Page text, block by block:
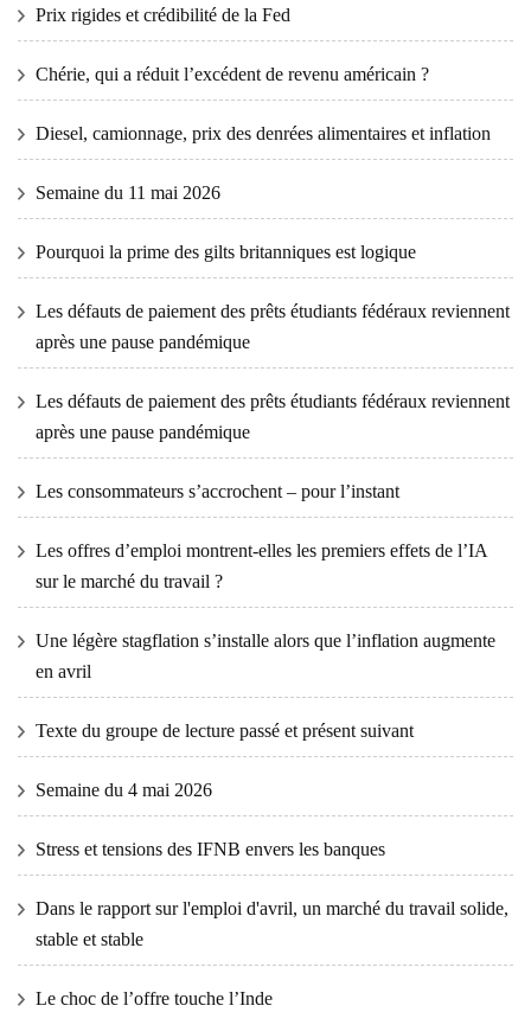
Prix ​​​​rigides et crédibilité de la Fed
Chérie, qui a réduit l’excédent de revenu américain ?
Diesel, camionnage, prix des denrées alimentaires et inflation
Semaine du 11 mai 2026
Pourquoi la prime des gilts britanniques est logique
Les défauts de paiement des prêts étudiants fédéraux reviennent
après une pause pandémique
Les défauts de paiement des prêts étudiants fédéraux reviennent
après une pause pandémique
Les consommateurs s’accrochent – ​​pour l’instant
Les offres d’emploi montrent-elles les premiers effets de l’IA
sur le marché du travail ?
Une légère stagflation s’installe alors que l’inflation augmente
en avril
Texte du groupe de lecture passé et présent suivant
Semaine du 4 mai 2026
Stress et tensions des IFNB envers les banques
Dans le rapport sur l'emploi d'avril, un marché du travail solide,
stable et stable
Le choc de l’offre touche l’Inde